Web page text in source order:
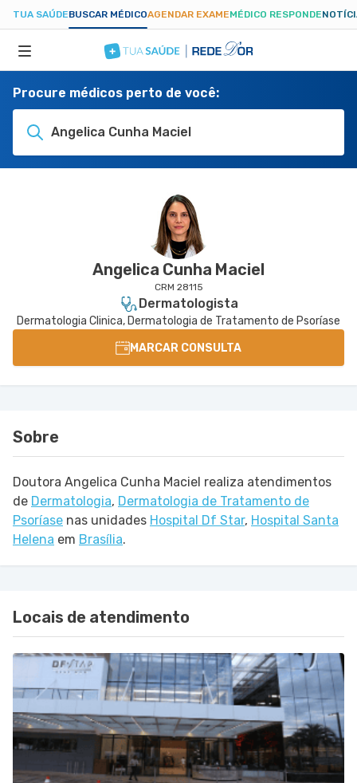
TUA SAÚDEBUSCAR MÉDICOAGENDAR EXAMEMÉDICO RESPONDE
ESPECIALIDADES
Procure médicos perto de você:
Angelica Cunha Maciel
Angelica Cunha Maciel
CRM 28115
Dermatologista
Dermatologia Clinica, Dermatologia de Tratamento de Psoríase
MARCAR CONSULTA
Sobre
Doutora Angelica Cunha Maciel realiza atendimentos
de Dermatologia, Dermatologia de Tratamento de
Psoríase nas unidades Hospital Df Star, Hospital Santa
Helena em Brasília.
Locais de atendimento